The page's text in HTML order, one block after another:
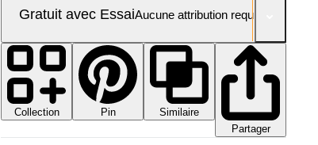
Gratuit avec EssaiAucune attribution requise
Collection Pin
Similaire
Partager